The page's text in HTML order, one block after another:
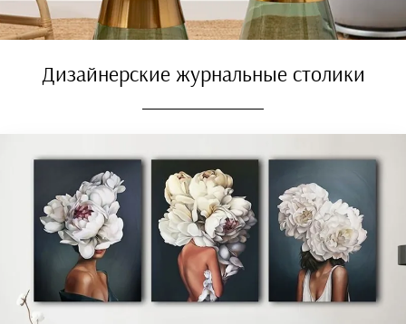
Дизайнерские журнальные столики